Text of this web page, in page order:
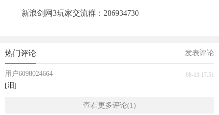
新浪剑网3玩家交流群：286934730
热门评论 发表评论
用户6098024664 08-13 17:51
[泪]
查看更多评论(1)